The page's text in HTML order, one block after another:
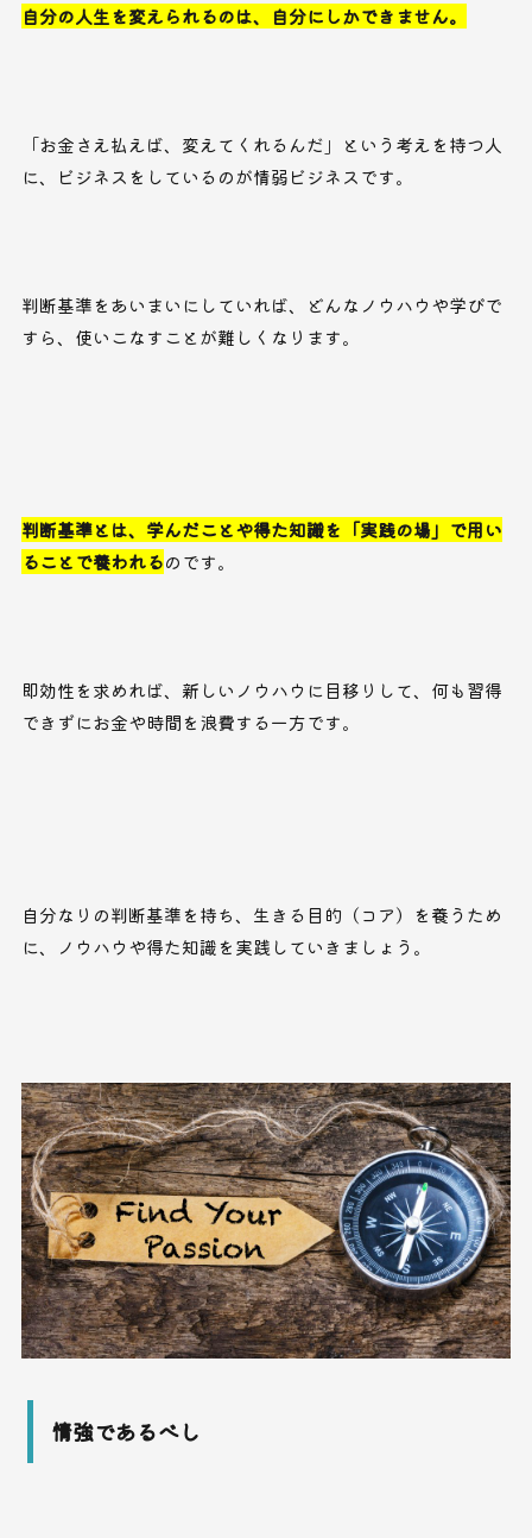
自分の人生を変えられるのは、自分にしかできません。
「お金さえ払えば、変えてくれるんだ」という考えを持つ人
に、ビジネスをしているのが情弱ビジネスです。
判断基準をあいまいにしていれば、どんなノウハウや学びで
すら、使いこなすことが難しくなります。
判断基準とは、学んだことや得た知識を「実践の場」で用い
ることで養われるのです。
即効性を求めれば、新しいノウハウに目移りして、何も習得
できずにお金や時間を浪費する一方です。
自分なりの判断基準を持ち、生きる目的（コア）を養うため
に、ノウハウや得た知識を実践していきましょう。
情強であるべし